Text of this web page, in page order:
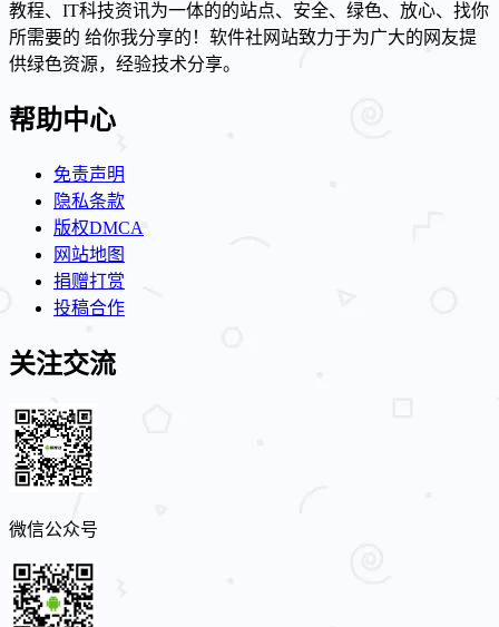
教程、IT科技资讯为一体的的站点、安全、绿色、放心、找你
所需要的 给你我分享的！软件社网站致力于为广大的网友提
供绿色资源，经验技术分享。
帮助中心
免责声明
隐私条款
版权DMCA
网站地图
捐赠打赏
投稿合作
关注交流
微信公众号